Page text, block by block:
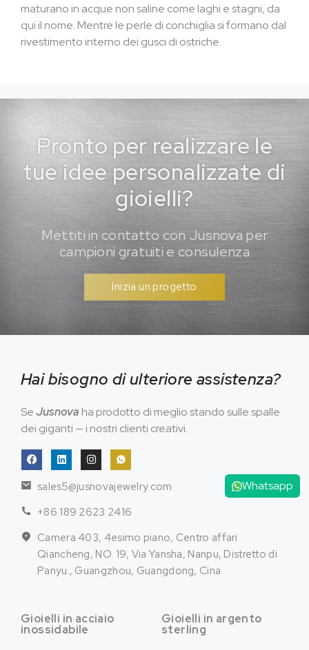
maturano in acque non saline come laghi e stagni, da
qui il nome. Mentre le perle di conchiglia si formano dal
rivestimento interno dei gusci di ostriche.
Pronto per realizzare le
tue idee personalizzate di
gioielli?
Mettiti in contatto con Jusnova per
campioni gratuiti e consulenza
Inizia un progetto
Hai bisogno di ulteriore assistenza?
SeJusnova ha prodotto di meglio stando sulle spalle
dei giganti — i nostri clienti creativi.
sales5@jusnovajewelry.com
+86 189 2623 2416
Camera 403, 4esimo piano, Centro affari
Qiancheng, NO. 19, Via Yansha, Nanpu, Distretto di
Panyu., Guangzhou, Guangdong, Cina
Gioielli in acciaio
inossidabile
Gioielli in argento
sterling
Whatsapp